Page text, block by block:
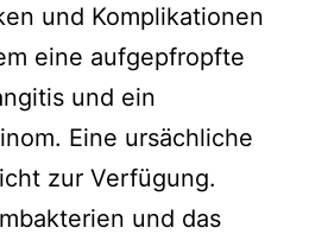
und Komplikationen
eine aufgepfropfte
und ein
Eine ursächliche
zur Verfügung.
und das